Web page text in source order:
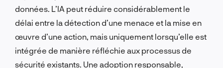
données. L’IA peut réduire considérablement le
délai entre la détection d’une menace et la mise en
œuvre d’une action, mais uniquement lorsqu’elle est
intégrée de manière réfléchie aux processus de
sécurité existants. Une adoption responsable,